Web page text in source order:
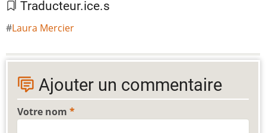
Traducteur.ice.s
Laura Mercier
Ajouter un commentaire
Votre nom